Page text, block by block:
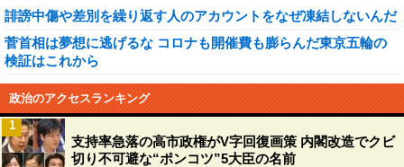
誹謗中傷や差別を繰り返す人のアカウントをなぜ凍結しないんだ
菅首相は夢想に逃げるな コロナも開催費も膨らんだ東京五輪の
検証はこれから
政治のアクセスランキング
支持率急落の高市政権がV字回復画策 内閣改造でクビ
切り不可避な“ポンコツ”5大臣の名前
1